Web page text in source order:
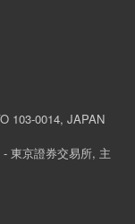
103-0014, JAPAN
- 東京證券交易所, 主